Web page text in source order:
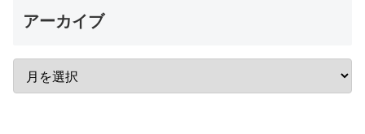
アーカイブ